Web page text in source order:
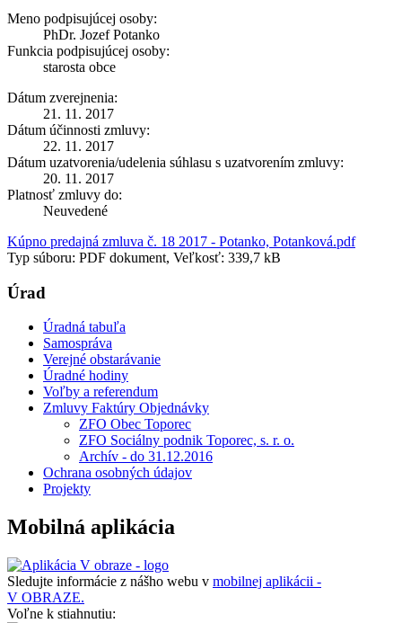
Meno podpisujúcej osoby:
PhDr. Jozef Potanko
Funkcia podpisujúcej osoby:
starosta obce
Dátum zverejnenia:
21. 11. 2017
Dátum účinnosti zmluvy:
22. 11. 2017
Dátum uzatvorenia/udelenia súhlasu s uzatvorením zmluvy:
20. 11. 2017
Platnosť zmluvy do:
Neuvedené
Kúpno predajná zmluva č. 18 2017 - Potanko, Potanková.pdf
Typ súboru: PDF dokument, Veľkosť: 339,7 kB
Úrad
Úradná tabuľa
Samospráva
Verejné obstarávanie
Úradné hodiny
Voľby a referendum
Zmluvy Faktúry Objednávky
ZFO Obec Toporec
ZFO Sociálny podnik Toporec, s. r. o.
Archív - do 31.12.2016
Ochrana osobných údajov
Projekty
Mobilná aplikácia
Sledujte informácie z nášho webu v mobilnej aplikácii -
V OBRAZE.
Voľne k stiahnutiu: